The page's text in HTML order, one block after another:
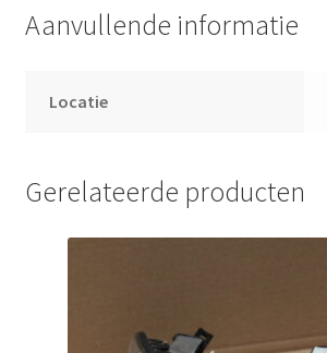
Aanvullende informatie
Locatie
Gerelateerde producten